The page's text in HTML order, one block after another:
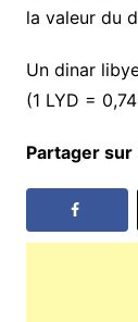
la valeur du
Un dinar
(1 LYD =
Partager sur